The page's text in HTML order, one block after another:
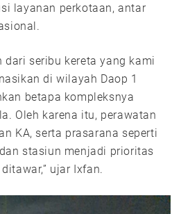
layanan perkotaan, antar
dari seribu kereta yang kami
di wilayah Daop 1
betapa kompleksnya
Oleh karena itu, perawatan
KA, serta prasarana seperti
stasiun menjadi prioritas
ujar Ixfan.